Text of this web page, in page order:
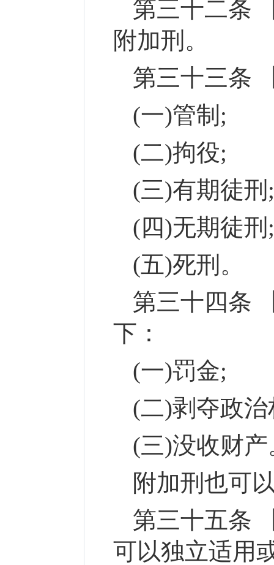
第三十二条
附加刑。
第三十三条
(一)管制;
(二)拘役;
(三)有期徒刑;
(四)无期徒刑;
(五)死刑。
第三十四条
下：
(一)罚金;
(二)剥夺政
(三)没收财产
附加刑也可
第三十五条
可以独立适用